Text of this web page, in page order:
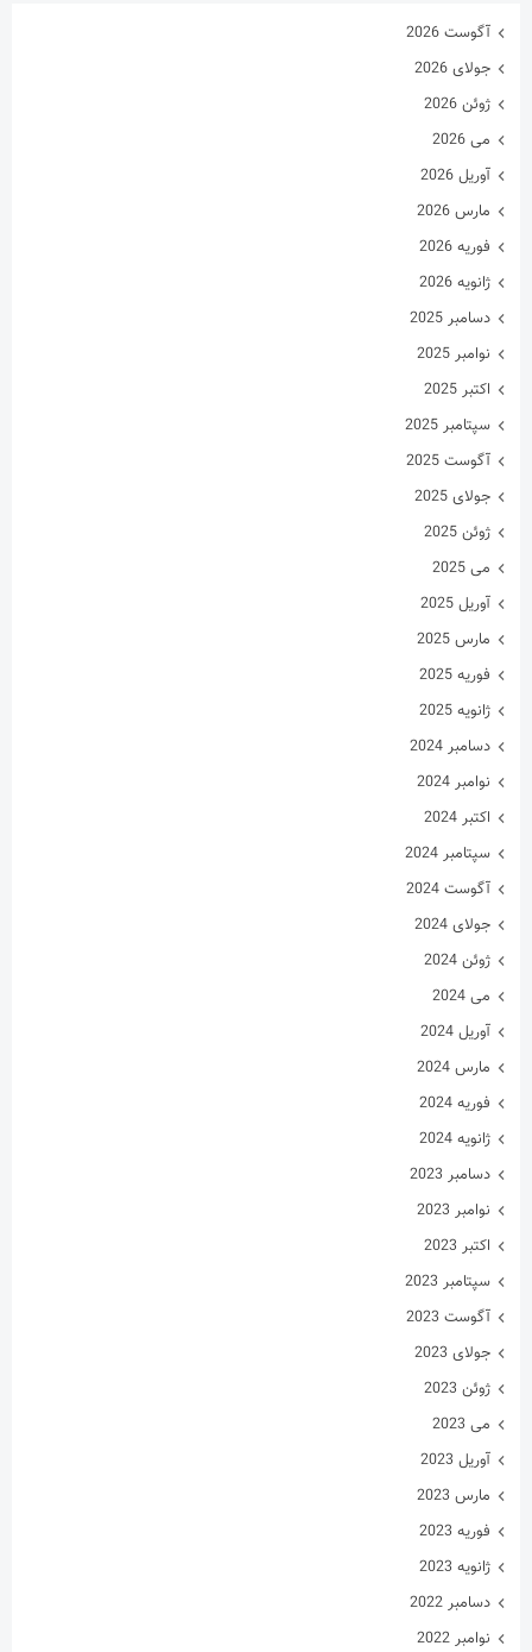
آگوست 2026
جولای 2026
ژوئن 2026
می 2026
آوریل 2026
مارس 2026
فوریه 2026
ژانویه 2026
دسامبر 2025
نوامبر 2025
اکتبر 2025
سپتامبر 2025
آگوست 2025
جولای 2025
ژوئن 2025
می 2025
آوریل 2025
مارس 2025
فوریه 2025
ژانویه 2025
دسامبر 2024
نوامبر 2024
اکتبر 2024
سپتامبر 2024
آگوست 2024
جولای 2024
ژوئن 2024
می 2024
آوریل 2024
مارس 2024
فوریه 2024
ژانویه 2024
دسامبر 2023
نوامبر 2023
اکتبر 2023
سپتامبر 2023
آگوست 2023
جولای 2023
ژوئن 2023
می 2023
آوریل 2023
مارس 2023
فوریه 2023
ژانویه 2023
دسامبر 2022
نوامبر 2022